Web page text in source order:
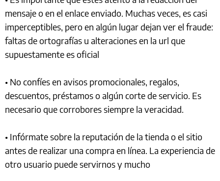
mensaje o en el enlace enviado. Muchas veces, es casi
imperceptibles, pero en algún lugar dejan ver el fraude:
faltas de ortografías u alteraciones en la url que
supuestamente es oficial
• No confíes en avisos promocionales, regalos,
descuentos, préstamos o algún corte de servicio. Es
necesario que corrobores siempre la veracidad.
• Infórmate sobre la reputación de la tienda o el sitio
antes de realizar una compra en línea. La experiencia de
otro usuario puede servirnos y mucho